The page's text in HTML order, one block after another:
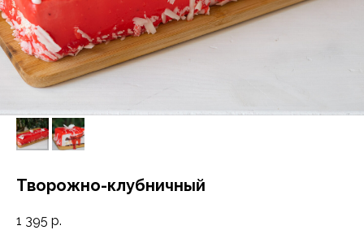
Творожно-клубничный
1 395 р.